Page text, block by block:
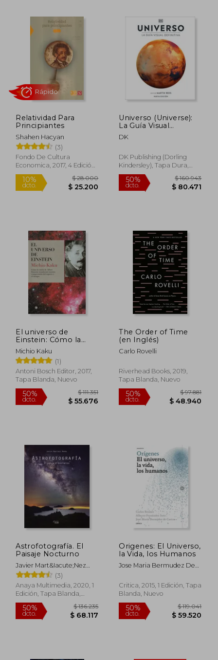
10% $ 48.999 50%
Relatividad Para
Principiantes
Shahen Hacyan
(3)
Fondo De Cultura
Economica, 2017, 4 Edición,
Tapa Blanda, Nuevo
10%
dcto.
$ 28.000
$ 25.200
Rápido
Universo (Universe):
La Guía Visual
Definitiva
DK
DK Publishing (Dorling
Kindersley), Tapa Dura,
Nuevo
50%
dcto.
$
$
El universo de
Einstein: Cómo la
visión de Albert
Einstein transformó
nuestra visión del
espacio y el tiempo
Michio Kaku
(1)
Antoni Bosch Editor, 2017,
Tapa Blanda, Nuevo
The Order of Time
(en Inglés)
Carlo Rovelli
Riverhead Books, 2019,
Tapa Blanda, Nuevo
Astrofotografía. El
Paisaje Nocturno
Javier Mart&Iacute;Nez
Mor&Aacute;N
(3)
Anaya Multimedia, 2020, 1
Edición, Tapa Blanda,
Nuevo
Origenes: El Universo,
la Vida, los Humanos
Jose Maria Bermudez De
Briones,Alberto Fernandez
Critica, 2015, 1 Edición, Tapa
Blanda, Nuevo